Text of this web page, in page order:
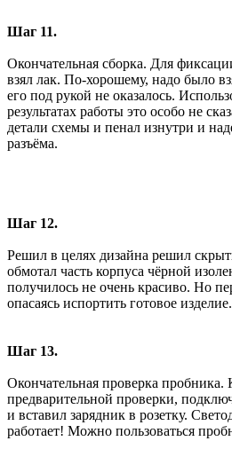
Шаг 11.
Окончательная сборка. Для
взял лак. По-хорошему, надо было
его под рукой не оказалось.
результатах работы это особо не
детали схемы и пенал изнутри и
разъёма.
Шаг 12.
Решил в целях дизайна решил
обмотал часть корпуса чёрной
получилось не очень красиво. Но
опасаясь испортить готовое изделие.
Шаг 13.
Окончательная проверка пробника.
предварительной проверки,
и вставил зарядник в розетку.
работает! Можно пользоваться